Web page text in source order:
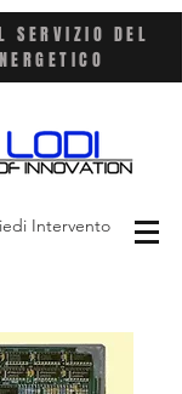
SERVIZIO DEL
Intervento